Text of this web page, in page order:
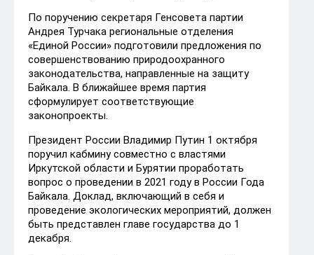
По поручению секретаря Генсовета партии
Андрея Турчака региональные отделения
«Единой России» подготовили предложения по
совершенствованию природоохранного
законодательства, направленные на защиту
Байкала. В ближайшее время партия
сформулирует соответствующие
законопроекты.
Президент России Владимир Путин 1 октября
поручил кабмину совместно с властями
Иркутской области и Бурятии проработать
вопрос о проведении в 2021 году в России Года
Байкала. Доклад, включающий в себя и
проведение экологических мероприятий, должен
быть представлен главе государства до 1
декабря.